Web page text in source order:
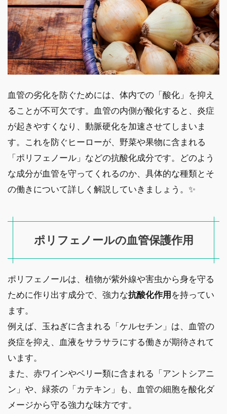
血管の劣化を防ぐためには、体内での「酸化」を抑え
ることが不可欠です。血管の内側が酸化すると、炎症
が起きやすくなり、動脈硬化を加速させてしまいま
す。これを防ぐヒーローが、野菜や果物に含まれる
「ポリフェノール」などの抗酸化成分です。どのよう
な成分が血管を守ってくれるのか、具体的な種類とそ
の働きについて詳しく解説していきましょう。✨
ポリフェノールの血管保護作用
ポリフェノールは、植物が紫外線や害虫から身を守る
ために作り出す成分で、強力な抗酸化作用を持ってい
ます。
例えば、玉ねぎに含まれる「ケルセチン」は、血管の
炎症を抑え、血液をサラサラにする働きが期待されて
います。
また、赤ワインやベリー類に含まれる「アントシアニ
ン」や、緑茶の「カテキン」も、血管の細胞を酸化ダ
メージから守る強力な味方です。